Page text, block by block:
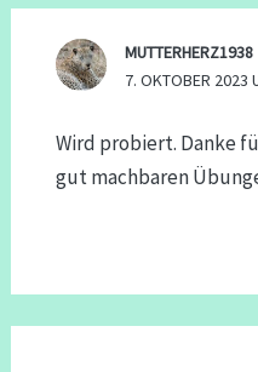
MUTTERHERZ1938
7. OKTOBER 2023
Wird probiert. Danke
gut machbaren